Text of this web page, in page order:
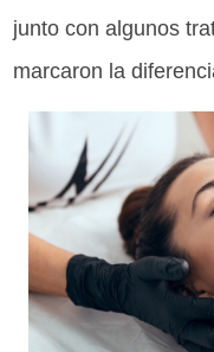
junto con algunos
marcaron la